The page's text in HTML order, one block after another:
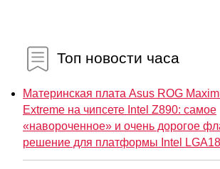
Топ новости часа
Материнская плата Asus ROG
Extreme на чипсете Intel Z890: самое
«навороченное» и очень дорогое
решение для платформы Intel